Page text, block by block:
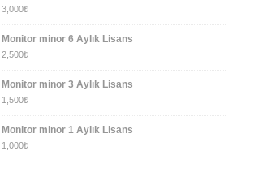
3,000₺
Monitor minor 6 Aylık Lisans
2,500₺
Monitor minor 3 Aylık Lisans
1,500₺
Monitor minor 1 Aylık Lisans
1,000₺